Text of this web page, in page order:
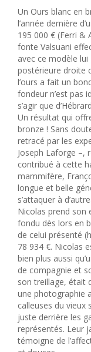
Un Ours blanc en
l’année dernière
195 000 € (Ferri &
fonte Valsuani
avec ce modèle
postérieure droite
l’ours a fait un
fondeur n’est pas
s’agir que
Un résultat qui
bronze ! Sans
retracé par les
Joseph Laforge –,
contribué à cette
mammifère,
longue et belle
s’attaquer à
Nicolas prend son
fondu dès lors en
de celui présenté
78 934 €. Nicolas
bien plus aussi
de compagnie et
son treillage, était
une photographie
calleuses du vieux
juste derrière les
représentés. Leur
témoigne de